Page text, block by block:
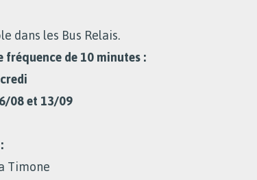
dans les Bus Relais.
fréquence de 10 minutes :
08 et 13/09
Timone